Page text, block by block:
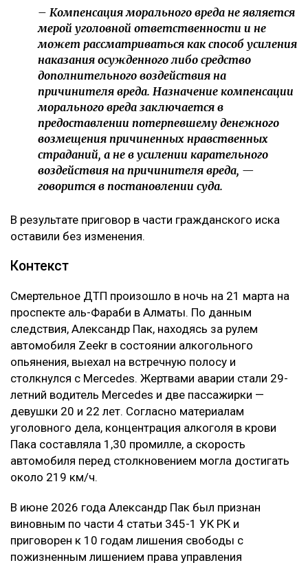
– Компенсация морального вреда не является
мерой уголовной ответственности и не
может рассматриваться как способ усиления
наказания осужденного либо средство
дополнительного воздействия на
причинителя вреда. Назначение компенсации
морального вреда заключается в
предоставлении потерпевшему денежного
возмещения причиненных нравственных
страданий, а не в усилении карательного
воздействия на причинителя вреда, —
говорится в постановлении суда.
В результате приговор в части гражданского иска
оставили без изменения.
Контекст
Смертельное ДТП произошло в ночь на 21 марта на
проспекте аль-Фараби в Алматы. По данным
следствия, Александр Пак, находясь за рулем
автомобиля Zeekr в состоянии алкогольного
опьянения, выехал на встречную полосу и
столкнулся с Mercedes. Жертвами аварии стали 29-
летний водитель Mercedes и две пассажирки —
девушки 20 и 22 лет. Согласно материалам
уголовного дела, концентрация алкоголя в крови
Пака составляла 1,30 промилле, а скорость
автомобиля перед столкновением могла достигать
около 219 км/ч.
В июне 2026 года Александр Пак был признан
виновным по части 4 статьи 345-1 УК РК и
приговорен к 10 годам лишения свободы с
пожизненным лишением права управления